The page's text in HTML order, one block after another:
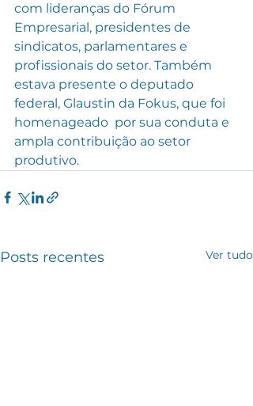
com lideranças do Fórum
Empresarial, presidentes de
sindicatos, parlamentares e
profissionais do setor. Também
estava presente o deputado
federal, Glaustin da Fokus, que foi
homenageado  por sua conduta e
ampla contribuição ao setor
produtivo.
Posts recentes Ver tudo